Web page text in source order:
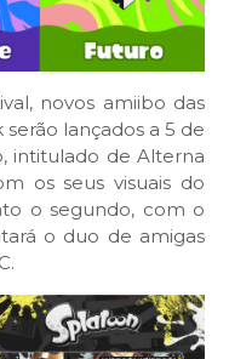
novos amiibo das
lançados a 5 de
intitulado de Alterna
os seus visuais do
o segundo, com o
o duo de amigas